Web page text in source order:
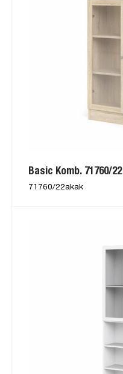
Basic Komb. 71760/22
71760/22akak